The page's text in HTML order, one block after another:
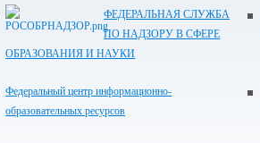
ФЕДЕРАЛЬНАЯ СЛУЖБА
ПО НАДЗОРУ В СФЕРЕ
ОБРАЗОВАНИЯ И НАУКИ
Федеральный центр информационно-
образовательных ресурсов